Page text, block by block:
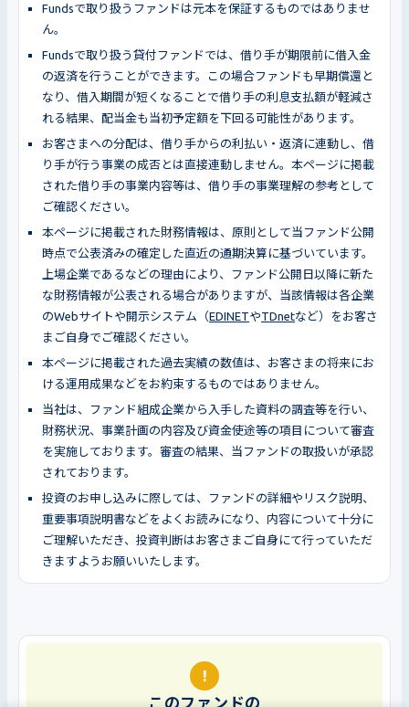
Fundsで取り扱うファンドは元本を保証するものではありませ
ん。
Fundsで取り扱う貸付ファンドでは、借り手が期限前に借入金
の返済を行うことができます。この場合ファンドも早期償還と
なり、借入期間が短くなることで借り手の利息支払額が軽減さ
れる結果、配当金も当初予定額を下回る可能性があります。
お客さまへの分配は、借り手からの利払い・返済に連動し、借
り手が行う事業の成否とは直接連動しません。本ページに掲載
された借り手の事業内容等は、借り手の事業理解の参考として
ご確認ください。
本ページに掲載された財務情報は、原則として当ファンド公開
時点で公表済みの確定した直近の通期決算に基づいています。
上場企業であるなどの理由により、ファンド公開日以降に新た
な財務情報が公表される場合がありますが、当該情報は各企業
のWebサイトや開示システム（EDINETやTDnetなど）をお客さ
まご自身でご確認ください。
本ページに掲載された過去実績の数値は、お客さまの将来にお
ける運用成果などをお約束するものではありません。
当社は、ファンド組成企業から入手した資料の調査等を行い、
財務状況、事業計画の内容及び資金使途等の項目について審査
を実施しております。審査の結果、当ファンドの取扱いが承認
されております。
投資のお申し込みに際しては、ファンドの詳細やリスク説明、
重要事項説明書などをよくお読みになり、内容について十分に
ご理解いただき、投資判断はお客さまご自身にて行っていただ
きますようお願いいたします。
!
このファンドの